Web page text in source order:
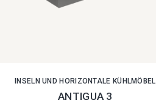
INSELN UND HORIZONTALE KÜHLMÖBEL
ANTIGUA 3